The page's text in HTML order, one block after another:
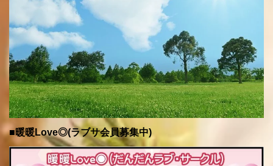
■暖暖Love◎(ラブサ会員募集中)